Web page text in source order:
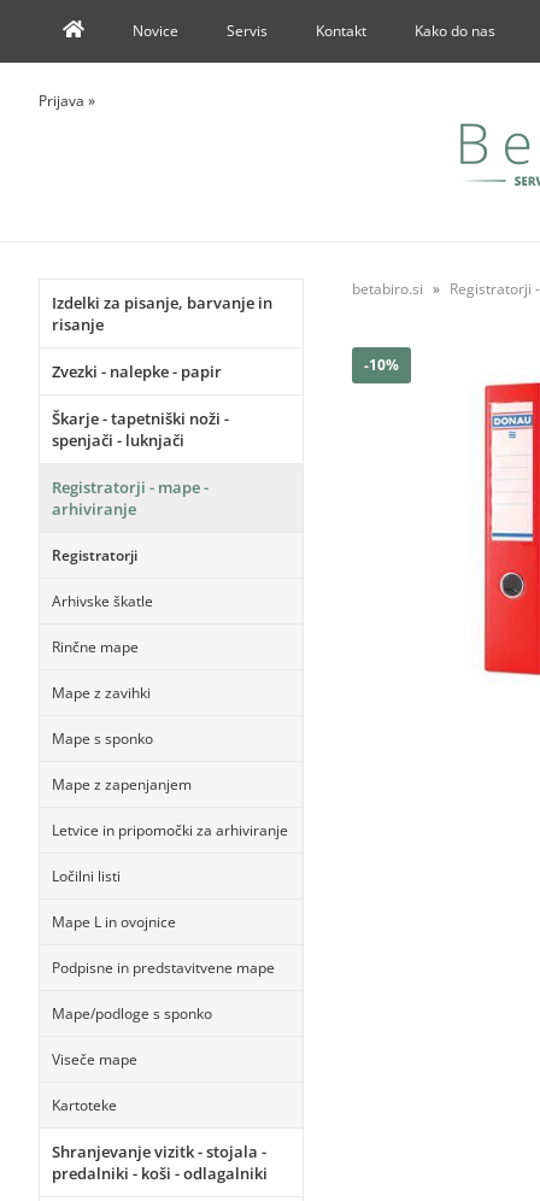
Novice Servis Kontakt Kako do nas
Prijava »
Izdelki za pisanje, barvanje in
risanje
Zvezki - nalepke - papir
Škarje - tapetniški noži -
spenjači - luknjači
Registratorji - mape -
arhiviranje
Registratorji
Arhivske škatle
Rinčne mape
Mape z zavihki
Mape s sponko
Mape z zapenjanjem
Letvice in pripomočki za arhiviranje
Ločilni listi
Mape L in ovojnice
Podpisne in predstavitvene mape
Mape/podloge s sponko
Viseče mape
Kartoteke
Shranjevanje vizitk - stojala -
predalniki - koši - odlagalniki
betabiro.si Registratorji
-10%